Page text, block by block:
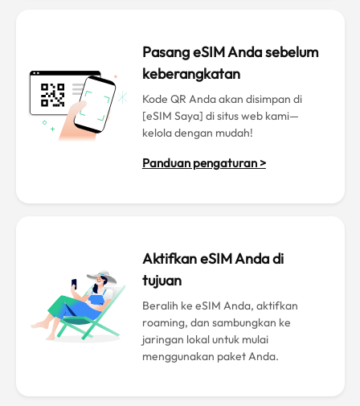
Pasang eSIM Anda sebelum
keberangkatan
Kode QR Anda akan disimpan di
[eSIM Saya] di situs web kami—
kelola dengan mudah!
Panduan pengaturan >
Aktifkan eSIM Anda di
tujuan
Beralih ke eSIM Anda, aktifkan
roaming, dan sambungkan ke
jaringan lokal untuk mulai
menggunakan paket Anda.